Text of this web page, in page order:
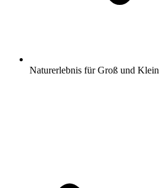
Naturerlebnis für Groß und Klein